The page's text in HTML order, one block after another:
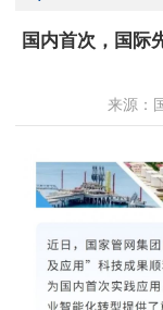
国内首次，国际
来源：